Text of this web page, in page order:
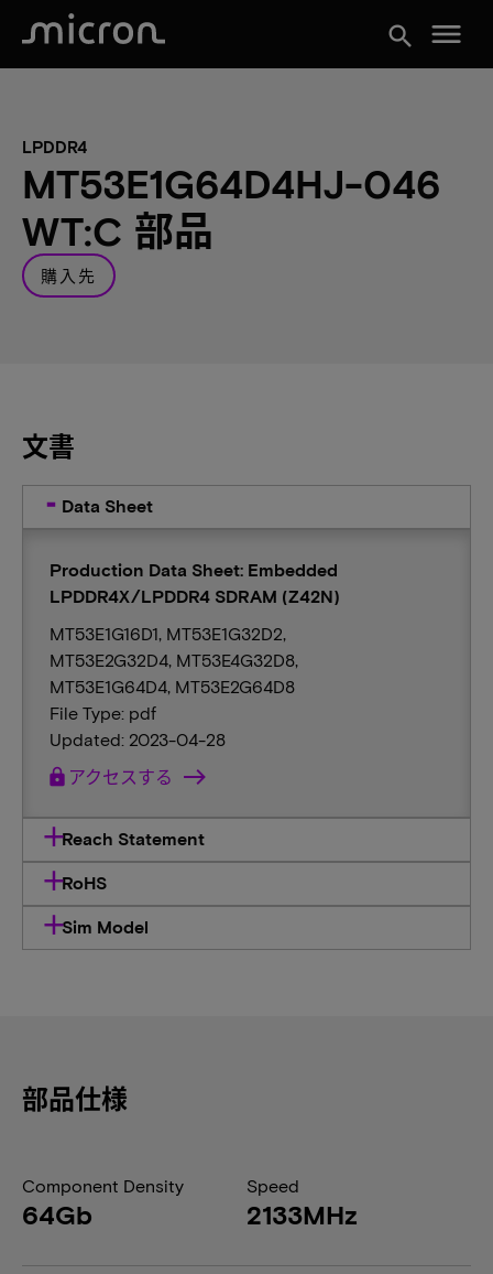
search menu
LPDDR4
MT53E1G64D4HJ-046
WT:C 部品
購入先
文書
Data Sheet
Production Data Sheet: Embedded
LPDDR4X/LPDDR4 SDRAM (Z42N)
MT53E1G16D1, MT53E1G32D2,
MT53E2G32D4, MT53E4G32D8,
MT53E1G64D4, MT53E2G64D8
File Type: pdf
Updated: 2023-04-28
lock アクセスする
Reach Statement
RoHS
Sim Model
部品仕様
Component Density
64Gb
Speed
2133MHz